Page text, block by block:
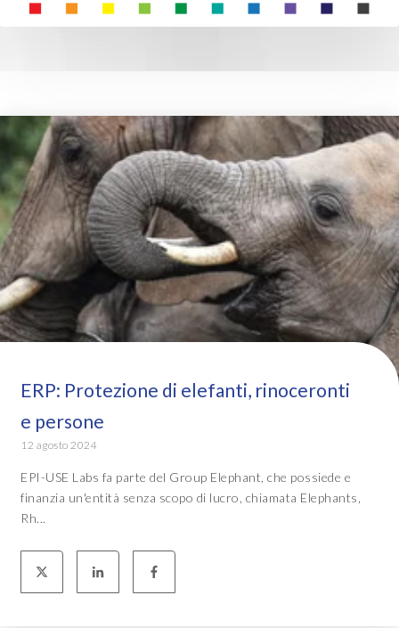
ERP: Protezione di elefanti, rinoceronti
e persone
12 agosto 2024
EPI-USE Labs fa parte del Group Elephant, che possiede e
finanzia un'entità senza scopo di lucro, chiamata Elephants,
Rh...